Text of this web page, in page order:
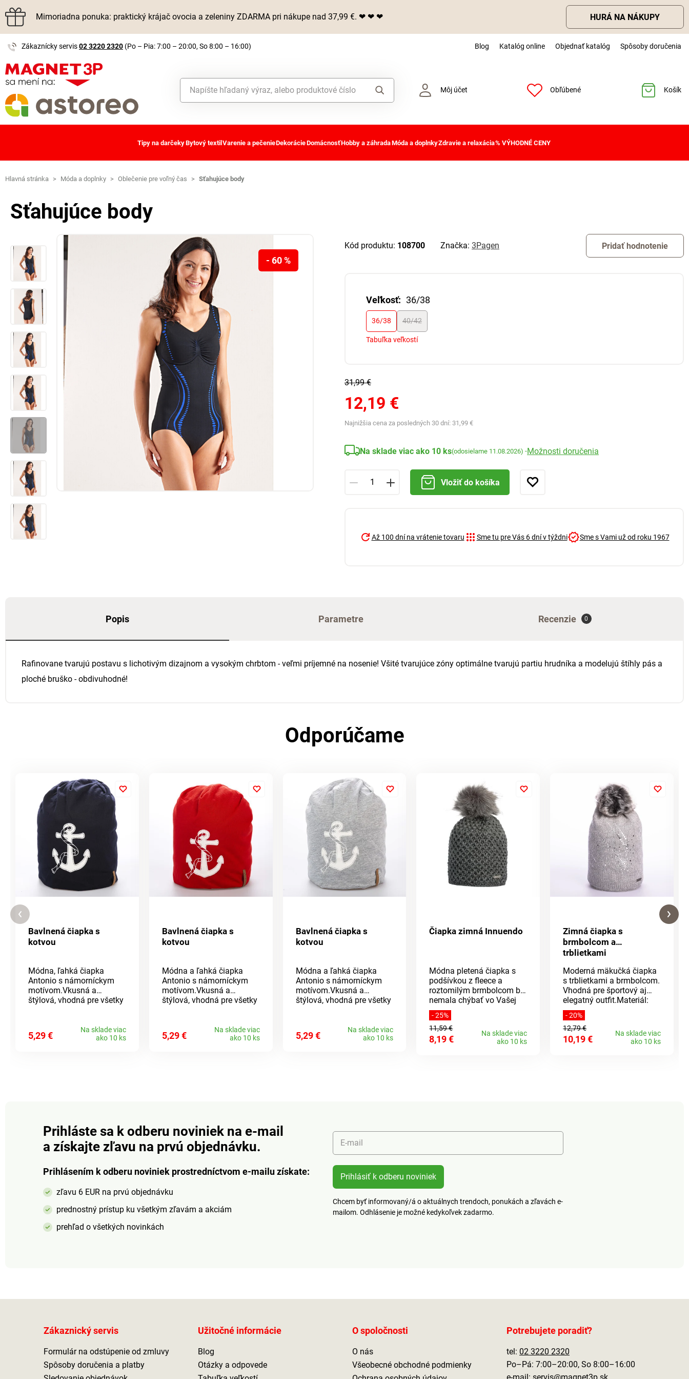
Mimoriadna ponuka: praktický krájač ovocia a zeleniny ZDARMA pri nákupe nad 37,99 €. ❤ ❤ ❤ HURÁ NA NÁKUPY
Zákaznícky servis02 3220 2320 (Po – Pia: 7:00 – 20:00, So 8:00 – 16:00) Blog Katalóg online Objednať katalóg Spôsoby doručenia
Môj účet Obľúbené Košík
Tipy na darčekyBytový textil Varenie a pečenieDekorácieDomácnosťHobby a záhradaMóda a doplnkyZdravie a relaxácia% VÝHODNÉ CENY
Hlavná stránka > Móda a doplnky > Oblečenie pre voľný čas > Sťahujúce body
Sťahujúce body
- 60 %
Kód produktu: 108700 Značka: 3Pagen Pridať hodnotenie
Veľkosť: 36/38
36/38 40/42
Tabuľka veľkostí
31,99 €
12,19 €
Najnižšia cena za posledných 30 dní: 31,99 €
Na sklade viac ako 10 ks(odosielame 11.08.2026) -Možnosti doručenia
Vložiť do košíka
Až 100 dní na vrátenie tovaru Sme tu pre Vás 6 dní v týždni Sme s Vami už od roku 1967
Popis Parametre Recenzie 0
Rafinovane tvarujú postavu s lichotivým dizajnom a vysokým chrbtom - veľmi príjemné na nosenie! Všité tvarujúce zóny optimálne tvarujú partiu hrudníka a modelujú štíhly pás a
ploché bruško - obdivuhodné!
Odporúčame
Bavlnená čiapka s
kotvou
Módna, ľahká čiapka
Antonio s námorníckym
motívom.Vkusná a
štýlová, vhodná pre všetky
unisex (dámska i pánska)
5,29 €
Na sklade viac
ako 10 ks
Bavlnená čiapka s
kotvou
Módna a ľahká čiapka
Antonio s námorníckym
motívom.Vkusná a
štýlová, vhodná pre všetky
unisex (dámska i pánska)
5,29 €
Na sklade viac
ako 10 ks
Bavlnená čiapka s
kotvou
Módna a ľahká čiapka
Antonio s námorníckym
motívom.Vkusná a
štýlová, vhodná pre všetky
unisex (dámska i pánska)
5,29 €
Na sklade viac
ako 10 ks
Čiapka zimná Innuendo
Módna pletená čiapka s
podšívkou z fleece a
roztomilým brmbolcom by
nemala chýbať vo Vašej
zimnej výbave. Nedovoľte
zime, aby Vás prekvapila a
vyberajte už dnes! Slušať
bude všetkým vekovým
- 25%
11,59 €
8,19 €
Na sklade viac
ako 10 ks
Zimná čiapka s
brmbolcom a
trblietkami
Moderná mäkučká čiapka
s trblietkami a brmbolcom.
Vhodná pre športový aj
elegatný outfit.Materiál:
100% akryl.
- 20%
12,79 €
10,19 €
Na sklade viac
ako 10 ks
Prihláste sa k odberu noviniek na e-mail
a získajte zľavu na prvú objednávku.
Prihlásením k odberu noviniek prostredníctvom e-mailu získate:
zľavu 6 EUR na prvú objednávku
prednostný prístup ku všetkým zľavám a akciám
prehľad o všetkých novinkách
E-mail
Prihlásiť k odberu noviniek
Chcem byť informovaný/á o aktuálnych trendoch, ponukách a zľavách e-
mailom. Odhlásenie je možné kedykoľvek zadarmo.
Zákaznický servis
Formulár na odstúpenie od zmluvy
Spôsoby doručenia a platby
Užitočné informácie
Blog
Otázky a odpovede
O spoločnosti
O nás
Všeobecné obchodné podmienky
Potrebujete poradiť?
tel: 02 3220 2320
Po–Pá: 7:00–20:00, So 8:00–16:00